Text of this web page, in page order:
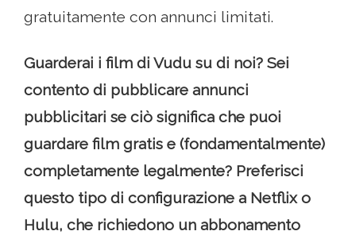
gratuitamente con annunci limitati.
Guarderai i film di Vudu su di noi? Sei
contento di pubblicare annunci
pubblicitari se ciò significa che puoi
guardare film gratis e (fondamentalmente)
completamente legalmente? Preferisci
questo tipo di configurazione a Netflix o
Hulu, che richiedono un abbonamento